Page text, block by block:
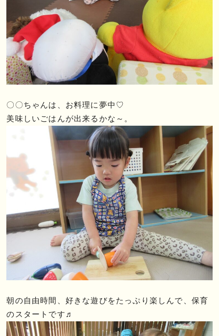
〇〇ちゃんは、お料理に夢中♡
美味しいごはんが出来るかな～。
朝の自由時間、好きな遊びをたっぷり楽しんで、保育
のスタートです♬